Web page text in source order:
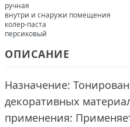
ручная
внутри и снаружи помещения
колер-паста
персиковый
ОПИСАНИЕ
Назначение:
декоративных
применения: